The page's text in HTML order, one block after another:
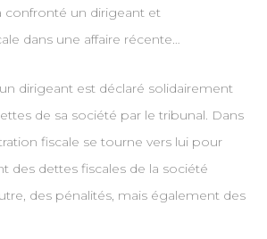
confronté un dirigeant et
dans une affaire récente…
dirigeant est déclaré solidairement
de sa société par le tribunal. Dans
fiscale se tourne vers lui pour
des dettes fiscales de la société
des pénalités, mais également des